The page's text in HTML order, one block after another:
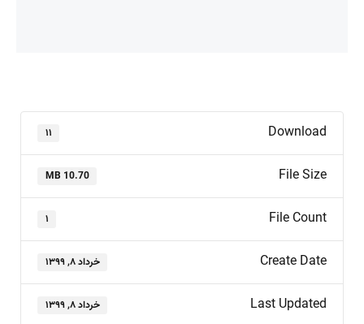
Download ۱۱
File Size
10.70 MB
File Count ۱
Create Date خرداد ۸, ۱۳۹۹
Last Updated خرداد ۸, ۱۳۹۹